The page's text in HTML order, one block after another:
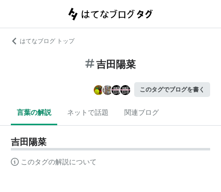
はてなブログ トップ
吉田陽菜
このタグでブログを書く
言葉の解説 ネットで話題 関連ブログ
吉田陽菜
このタグの解説について